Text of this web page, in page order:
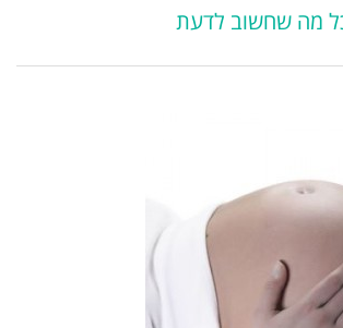
כל מה שחשוב לדעת